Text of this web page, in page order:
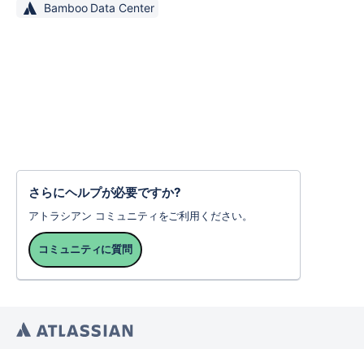
Bamboo Data Center
さらにヘルプが必要ですか?
アトラシアン コミュニティをご利用ください。
コミュニティに質問